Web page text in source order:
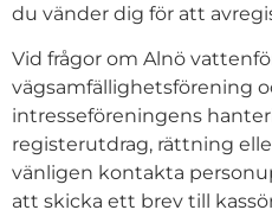
du vänder dig för att
Vid frågor om Alnö
vägsamfällighetsförening
intresseföreningens
registerutdrag, rättning
vänligen kontakta
att skicka ett brev till